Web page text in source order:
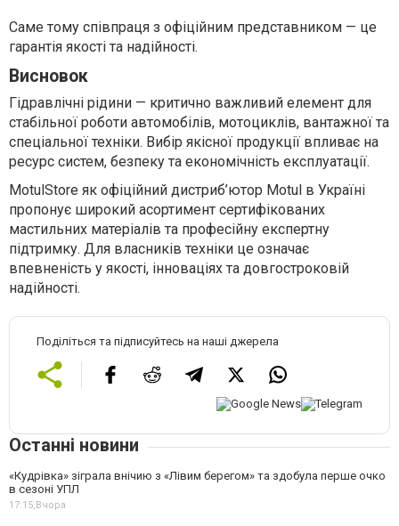
Саме тому співпраця з офіційним представником — це
гарантія якості та надійності.
Висновок
Гідравлічні рідини — критично важливий елемент для
стабільної роботи автомобілів, мотоциклів, вантажної та
спеціальної техніки. Вибір якісної продукції впливає на
ресурс систем, безпеку та економічність експлуатації.
MotulStore як офіційний дистриб’ютор Motul в Україні
пропонує широкий асортимент сертифікованих
мастильних матеріалів та професійну експертну
підтримку. Для власників техніки це означає
впевненість у якості, інноваціях та довгостроковій
надійності.
Поділіться та підписуйтесь на наші джерела
Останні новини
«Кудрівка» зіграла внічию з «Лівим берегом» та здобула перше очко
в сезоні УПЛ
17:15, Вчора